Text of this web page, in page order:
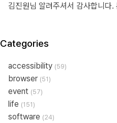
김진원님 알려주셔서 감사합니다
Categories
accessibility (59)
browser (51)
event (57)
life (151)
software (24)